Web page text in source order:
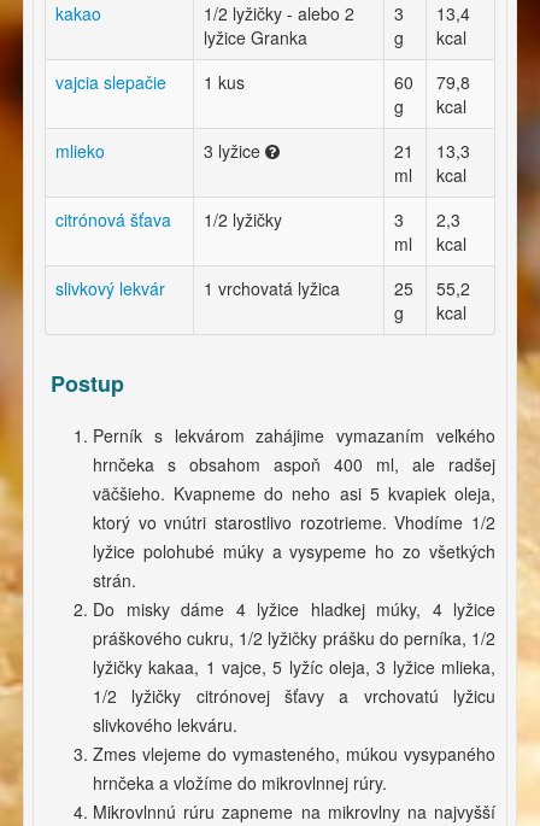
kakao
1/2 lyžičky - alebo 2
lyžice Granka
3
g
13,4
kcal
vajcia slepačie
1 kus
60
g
79,8
kcal
mlieko
3 lyžice
21
ml
13,3
kcal
citrónová šťava
1/2 lyžičky
3
ml
2,3
kcal
slivkový lekvár
1 vrchovatá lyžica
25
g
55,2
kcal
Postup
Perník s lekvárom zahájime vymazaním veľkého
hrnčeka s obsahom aspoň 400 ml, ale radšej
väčšieho. Kvapneme do neho asi 5 kvapiek oleja,
ktorý vo vnútri starostlivo rozotrieme. Vhodíme 1/2
lyžice polohubé múky a vysypeme ho zo všetkých
strán.
Do misky dáme 4 lyžice hladkej múky, 4 lyžice
práškového cukru, 1/2 lyžičky prášku do perníka, 1/2
lyžičky kakaa, 1 vajce, 5 lyžíc oleja, 3 lyžice mlieka,
1/2 lyžičky citrónovej šťavy a vrchovatú lyžicu
slivkového lekváru.
Zmes vlejeme do vymasteného, múkou vysypaného
hrnčeka a vložíme do mikrovlnnej rúry.
Mikrovlnnú rúru zapneme na mikrovlny na najvyšší